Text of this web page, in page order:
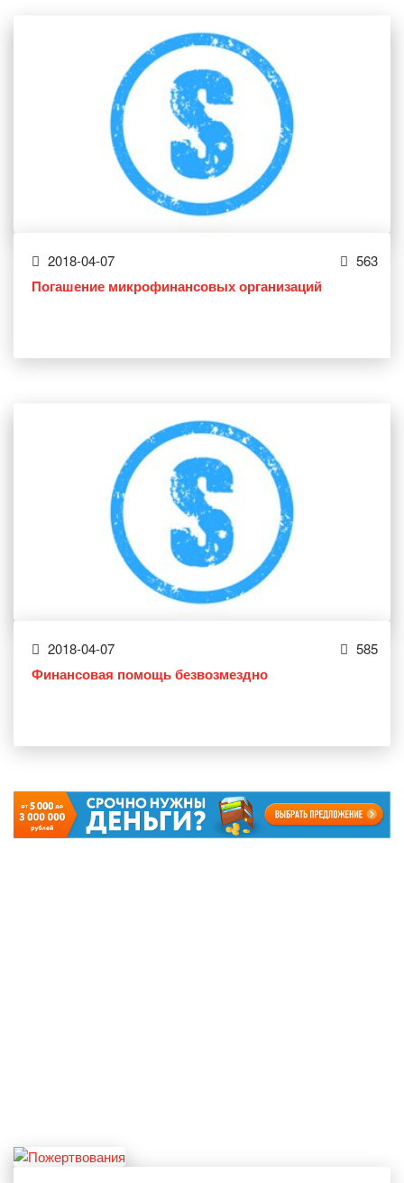
2018-04-07 563
Погашение микрофинансовых организаций
2018-04-07 585
Финансовая помощь безвозмездно